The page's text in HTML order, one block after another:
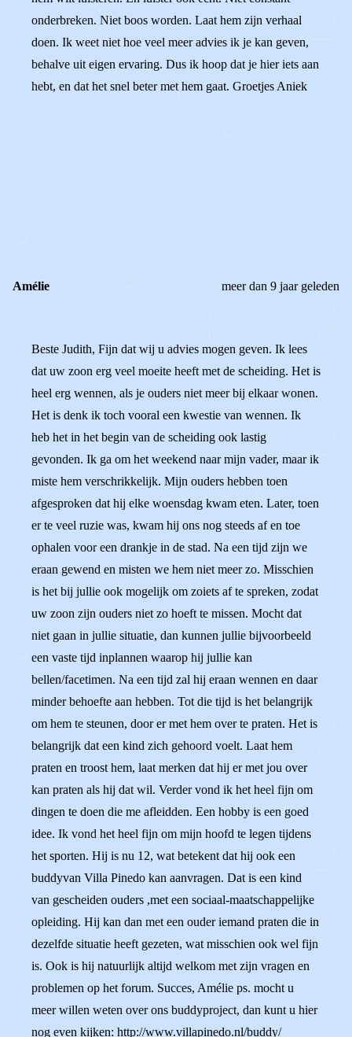
onderbreken. Niet boos worden. Laat hem zijn verhaal
doen. Ik weet niet hoe veel meer advies ik je kan geven,
behalve uit eigen ervaring. Dus ik hoop dat je hier iets aan
hebt, en dat het snel beter met hem gaat. Groetjes Aniek
Amélie meer dan 9 jaar geleden
Beste Judith, Fijn dat wij u advies mogen geven. Ik lees
dat uw zoon erg veel moeite heeft met de scheiding. Het is
heel erg wennen, als je ouders niet meer bij elkaar wonen.
Het is denk ik toch vooral een kwestie van wennen. Ik
heb het in het begin van de scheiding ook lastig
gevonden. Ik ga om het weekend naar mijn vader, maar ik
miste hem verschrikkelijk. Mijn ouders hebben toen
afgesproken dat hij elke woensdag kwam eten. Later, toen
er te veel ruzie was, kwam hij ons nog steeds af en toe
ophalen voor een drankje in de stad. Na een tijd zijn we
eraan gewend en misten we hem niet meer zo. Misschien
is het bij jullie ook mogelijk om zoiets af te spreken, zodat
uw zoon zijn ouders niet zo hoeft te missen. Mocht dat
niet gaan in jullie situatie, dan kunnen jullie bijvoorbeeld
een vaste tijd inplannen waarop hij jullie kan
bellen/facetimen. Na een tijd zal hij eraan wennen en daar
minder behoefte aan hebben. Tot die tijd is het belangrijk
om hem te steunen, door er met hem over te praten. Het is
belangrijk dat een kind zich gehoord voelt. Laat hem
praten en troost hem, laat merken dat hij er met jou over
kan praten als hij dat wil. Verder vond ik het heel fijn om
dingen te doen die me afleidden. Een hobby is een goed
idee. Ik vond het heel fijn om mijn hoofd te legen tijdens
het sporten. Hij is nu 12, wat betekent dat hij ook een
buddyvan Villa Pinedo kan aanvragen. Dat is een kind
van gescheiden ouders ,met een sociaal-maatschappelijke
opleiding. Hij kan dan met een ouder iemand praten die in
dezelfde situatie heeft gezeten, wat misschien ook wel fijn
is. Ook is hij natuurlijk altijd welkom met zijn vragen en
problemen op het forum. Succes, Amélie ps. mocht u
meer willen weten over ons buddyproject, dan kunt u hier
nog even kijken: http://www.villapinedo.nl/buddy/